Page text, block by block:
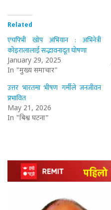
Related
एचपिभी खोप अभियान : अभिनेत्री
कोइरालालाई सद्भावनादूत घोषणा
January 29, 2025
In "मुख्य समाचार"
उत्तर भारतमा भीषण गर्मीले जनजीवन
प्रभावित
May 21, 2026
In "बिश्व घटना"